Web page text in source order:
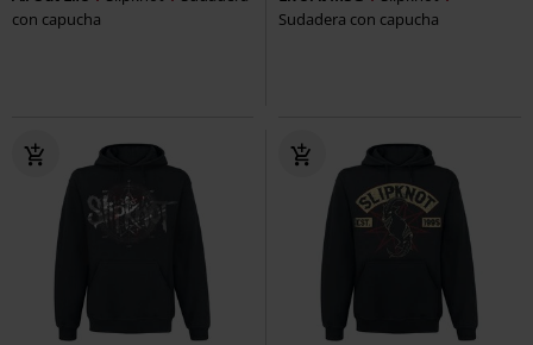
con capucha
Sudadera con capucha